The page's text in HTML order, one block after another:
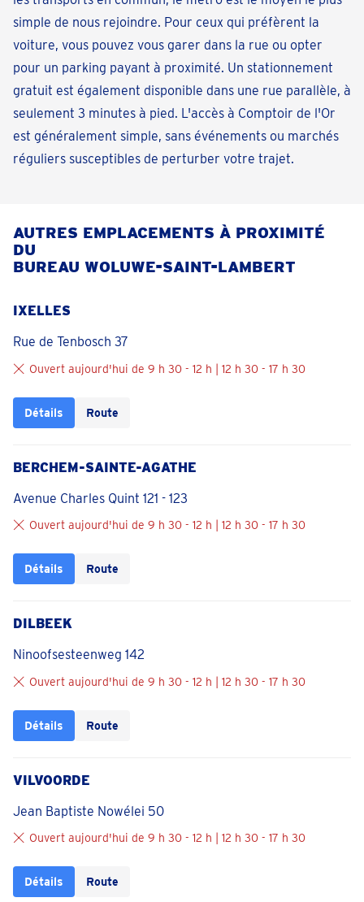
simple de nous rejoindre. Pour ceux qui préfèrent la
voiture, vous pouvez vous garer dans la rue ou opter
pour un parking payant à proximité. Un stationnement
gratuit est également disponible dans une rue parallèle, à
seulement 3 minutes à pied. L'accès à Comptoir de l'Or
est généralement simple, sans événements ou marchés
réguliers susceptibles de perturber votre trajet.
AUTRES EMPLACEMENTS À PROXIMITÉ
DU
BUREAU WOLUWE-SAINT-LAMBERT
IXELLES
Rue de Tenbosch 37
Ouvert aujourd'hui de 9 h 30 - 12 h | 12 h 30 - 17 h 30
Détails Route
BERCHEM-SAINTE-AGATHE
Avenue Charles Quint 121 - 123
Ouvert aujourd'hui de 9 h 30 - 12 h | 12 h 30 - 17 h 30
Détails Route
DILBEEK
Ninoofsesteenweg 142
Ouvert aujourd'hui de 9 h 30 - 12 h | 12 h 30 - 17 h 30
Détails Route
VILVOORDE
Jean Baptiste Nowélei 50
Ouvert aujourd'hui de 9 h 30 - 12 h | 12 h 30 - 17 h 30
Détails Route